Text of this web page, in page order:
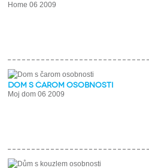
Home 06 2009
Dom s čarom osobnosti
Moj dom 06 2009